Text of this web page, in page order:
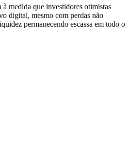
medida que investidores otimistas
digital, mesmo com perdas não
permanecendo escassa em todo o